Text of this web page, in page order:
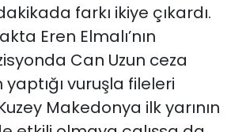
farkı ikiye çıkardı.
Eren Elmalı’nın
Can Uzun ceza
vuruşla fileleri
Makedonya ilk yarının